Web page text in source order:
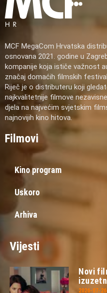
MCF MegaCom Hrvatska
osnovana 2021. godine u
kompanije koja ističe važnost
značaj domaćih filmskih
Riječ je o distributeru koji
najkvalitetnije filmove
djela na najvećim svjetskim
najnovijih kino hitova.
Filmovi
Kino program
Uskoro
Arhiva
Vijesti
Novi
2026-07-26